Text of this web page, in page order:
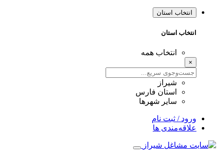
انتخاب استان
انتخاب استان
انتخاب همه
×
شیراز
استان فارس
سایر شهرها
ورود / ثبت نام
علاقه‌مندی ها